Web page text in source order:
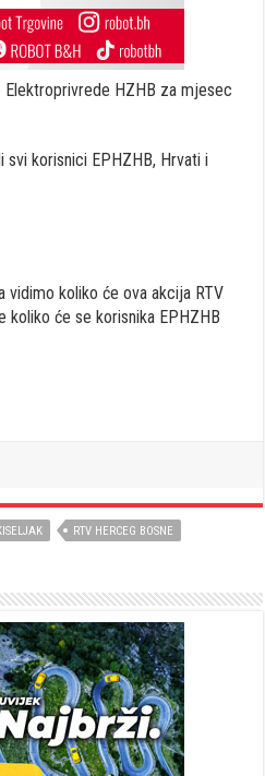
Elektroprivrede HZHB za mjesec
korisnici EPHZHB, Hrvati i
vidimo koliko će ova akcija RTV
koliko će se korisnika EPHZHB
RTV HERCEG BOSNE